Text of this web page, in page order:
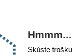
Skúste